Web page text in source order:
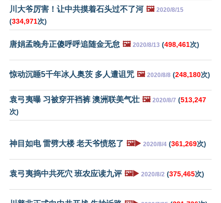
川大爷厉害！让中共摸着石头过不了河 🖼️ 2020/8/15
(334,971次)
唐娟孟晚舟正傻呼呼追随金无怠 🖼️ 2020/8/13 (498,461次)
惊动沉睡5千年冰人奥茨 多人遭诅咒 🖼️ 2020/8/8 (248,180次)
袁弓夷曝 习被穿开裆裤 澳洲联美气壮 🖼️ 2020/8/7 (513,247
次)
神目如电 雷劈大楼 老天爷愤怒了 🖼️▶️ 2020/8/4 (361,269次)
袁弓夷捣中共死穴 班农应读九评 🖼️▶️ 2020/8/2 (375,465次)